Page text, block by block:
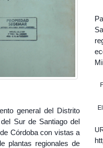
general del Distrito
Sur de Santiago del
Córdoba con vistas a
plantas regionales de